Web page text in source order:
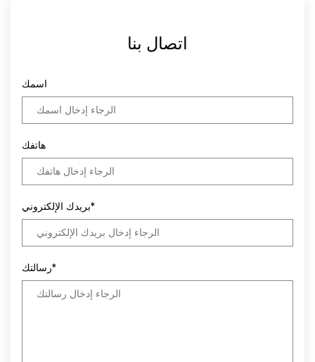
اتصال بنا
اسمك
هاتفك
بريدك الإلكتروني*
رسالتك*